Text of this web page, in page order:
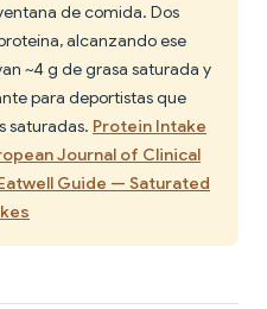
de comida. Dos
alcanzando ese
~4 g de grasa saturada y
para deportistas que
saturadas. Protein Intake
Journal of Clinical
Guide — Saturated